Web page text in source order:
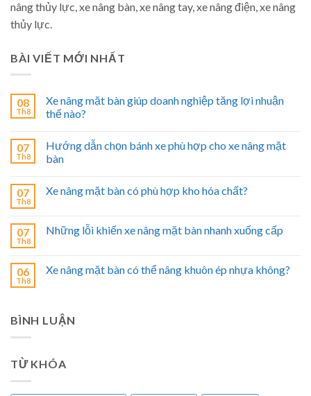
nâng thủy lực, xe nâng bàn, xe nâng tay, xe nâng điện, xe nâng
thủy lực.
BÀI VIẾT MỚI NHẤT
08
Th8
Xe nâng mặt bàn giúp doanh nghiệp tăng lợi nhuận
thế nào?
07
Th8
Hướng dẫn chọn bánh xe phù hợp cho xe nâng mặt
bàn
07
Th8
Xe nâng mặt bàn có phù hợp kho hóa chất?
07
Th8
Những lỗi khiến xe nâng mặt bàn nhanh xuống cấp
06
Th8
Xe nâng mặt bàn có thể nâng khuôn ép nhựa không?
BÌNH LUẬN
TỪ KHÓA